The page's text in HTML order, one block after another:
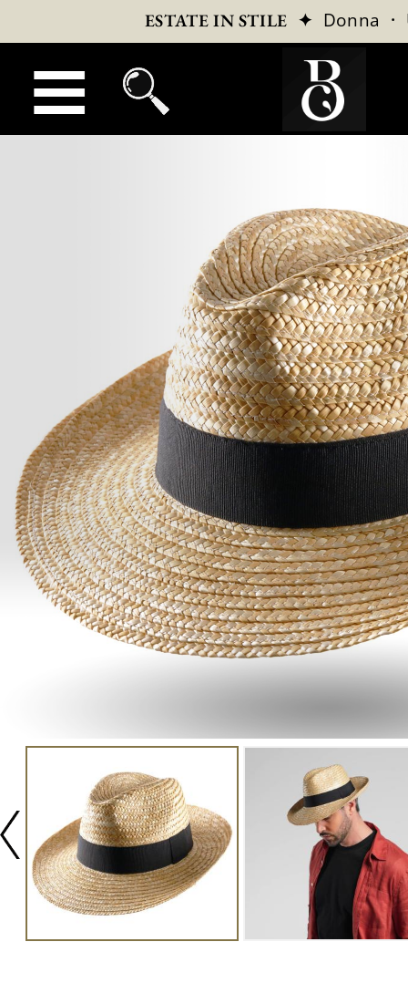
ESTATE IN STILE ✦ Donna ·